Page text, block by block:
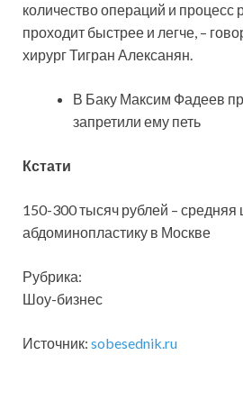
количество операций и процесс
проходит быстрее и легче, –
хирург Тигран Алексанян.
В Баку Максим Фадеев
запретили ему петь
Кстати
150-300 тысяч рублей – средняя
абдоминопластику в Москве
Рубрика:
Шоу-бизнес
Источник: sobesednik.ru